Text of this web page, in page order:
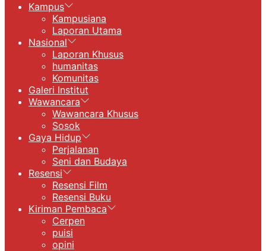
Kampus
Kampusiana
Laporan Utama
Nasional
Laporan Khusus
humanitas
Komunitas
Galeri Institut
Wawancara
Wawancara Khusus
Sosok
Gaya Hidup
Perjalanan
Seni dan Budaya
Resensi
Resensi Film
Resensi Buku
Kiriman Pembaca
Cerpen
puisi
opini